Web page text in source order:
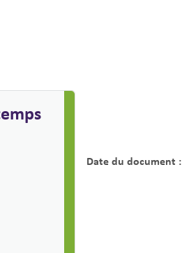
Date du document :